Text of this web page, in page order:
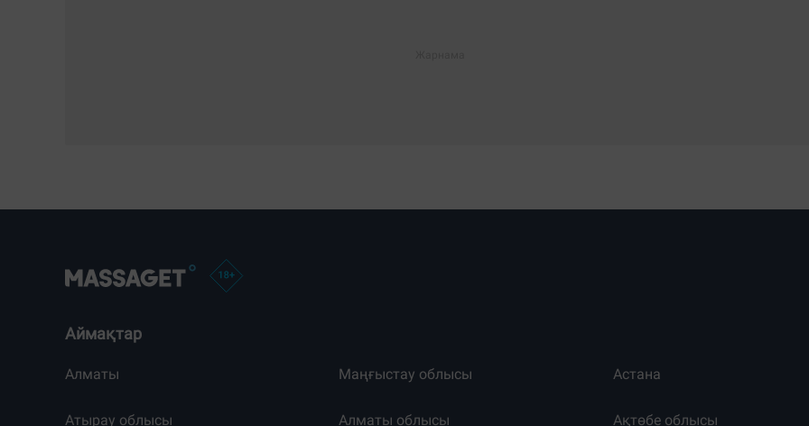
Аймақтар
Алматы Маңғыстау облысы Астана
Атырау облысы Алматы облысы Ақтөбе облысы